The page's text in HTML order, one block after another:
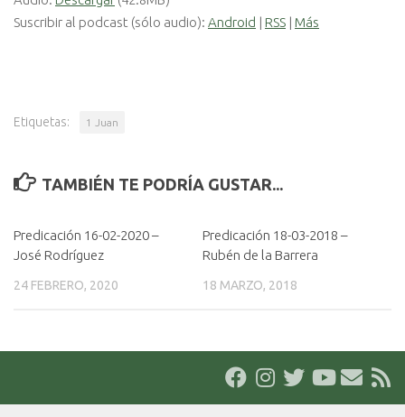
Suscribir al podcast (sólo audio): Android | RSS | Más
Etiquetas: 1 Juan
TAMBIÉN TE PODRÍA GUSTAR...
Predicación 16-02-2020 –
José Rodríguez
24 FEBRERO, 2020
Predicación 18-03-2018 –
Rubén de la Barrera
18 MARZO, 2018